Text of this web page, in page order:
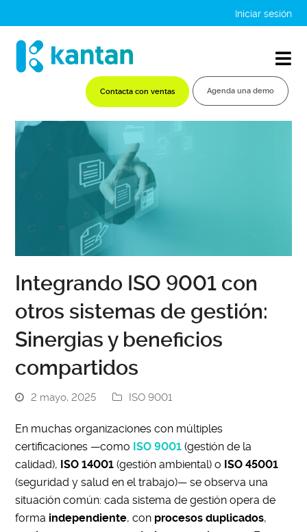
Iniciar sesión
Contacta con ventas Agenda una demo
Integrando ISO 9001 con
otros sistemas de gestión:
Sinergias y beneficios
compartidos
2 mayo, 2025 ISO 9001
En muchas organizaciones con múltiples
certificaciones —como ISO 9001 (gestión de la
calidad), ISO 14001 (gestión ambiental) o ISO 45001
(seguridad y salud en el trabajo)— se observa una
situación común: cada sistema de gestión opera de
forma independiente, con procesos duplicados,